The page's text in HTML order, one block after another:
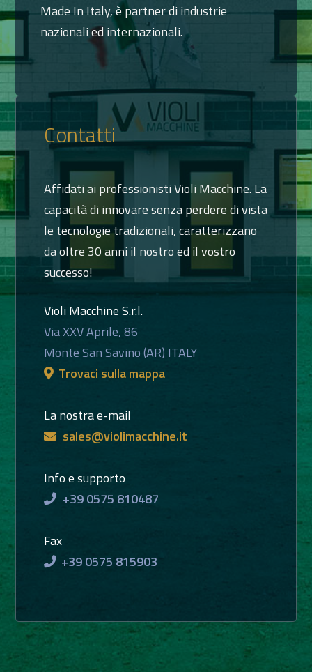
Made In Italy, è partner di industrie
nazionali ed internazionali.
Contatti
Affidati ai professionisti Violi Macchine. La
capacità di innovare senza perdere di vista
le tecnologie tradizionali, caratterizzano
da oltre 30 anni il nostro ed il vostro
successo!
Violi Macchine S.r.l.
Via XXV Aprile, 86
Monte San Savino (AR) ITALY
Trovaci sulla mappa
La nostra e-mail
sales@violimacchine.it
Info e supporto
+39 0575 810487
Fax
+39 0575 815903